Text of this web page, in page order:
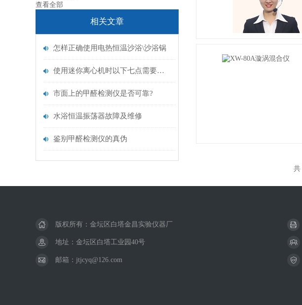
查看全部
相关文章
怎样正确使用电热恒温沙浴\沙浴锅
使用迷你离心机时以下七点需要大家特别注意
市面上的甲醛检测仪是否可靠?
水浴恒温振荡器故障及维修
鉴别甲醛检测仪的真伪
版权所有：金坛区白塔金昌实验仪器厂
地址：金坛区白塔工业园40号
邮箱：jtjcyq@126.com